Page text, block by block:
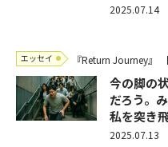
2025.07.14
エッセイ 『Return Journey』
今の脚の
だろう。
私を突き
2025.07.13